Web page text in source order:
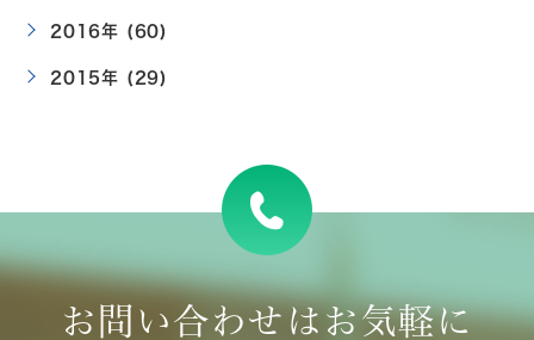
2016年 (60)
2015年 (29)
お問い合わせはお気軽に